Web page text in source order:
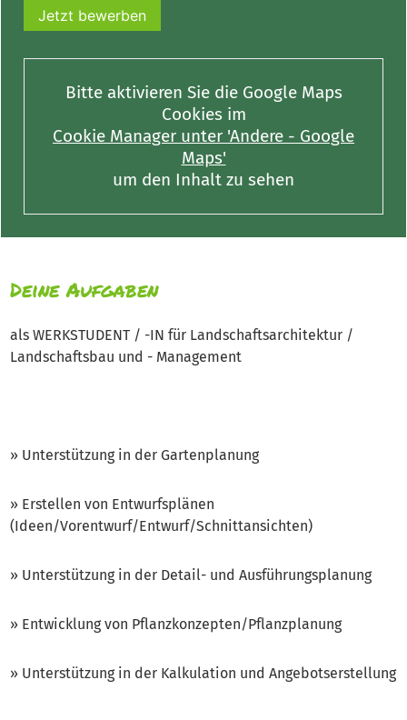
Jetzt bewerben
Bitte aktivieren Sie die Google Maps
Cookies im
Cookie Manager unter 'Andere - Google
Maps'
um den Inhalt zu sehen
Deine Aufgaben
als WERKSTUDENT / -IN für Landschaftsarchitektur /
Landschaftsbau und - Management
» Unterstützung in der Gartenplanung
» Erstellen von Entwurfsplänen
(Ideen/Vorentwurf/Entwurf/Schnittansichten)
» Unterstützung in der Detail- und Ausführungsplanung
» Entwicklung von Pflanzkonzepten/Pflanzplanung
» Unterstützung in der Kalkulation und Angebotserstellung